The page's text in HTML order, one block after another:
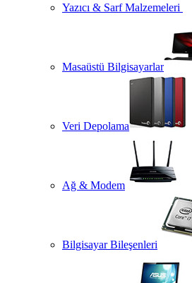
Yazıcı & Sarf Malzemeleri
Masaüstü Bilgisayarlar
Veri Depolama
Ağ & Modem
Bilgisayar Bileşenleri